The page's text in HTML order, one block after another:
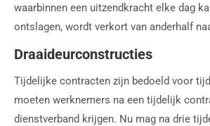
waarbinnen een uitzendkracht elke dag
ontslagen, wordt verkort van anderhalf
Draaideurconstructies
Tijdelijke contracten zijn bedoeld voor
moeten werknemers na een tijdelijk
dienstverband krijgen. Nu mag na drie